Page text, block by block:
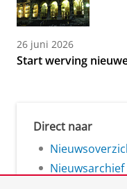
26 juni 2026
Start werving
Direct naar
Nieuwsarchief